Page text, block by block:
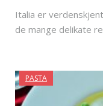
Italia er
de mange delikate
PASTA